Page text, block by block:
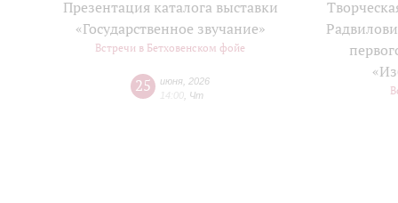
Презентация каталога выставки
«Государственное звучание»
Встречи в Бетховенском фойе
25 июня 2026
14:00 Чт